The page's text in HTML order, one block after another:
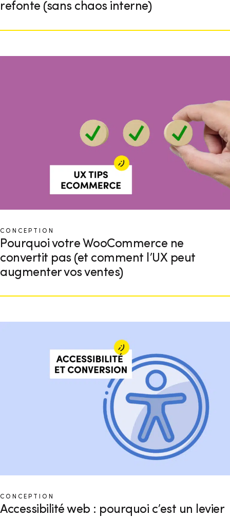
refonte (sans chaos interne)
CONCEPTION
Pourquoi votre WooCommerce ne
convertit pas (et comment l’UX peut
augmenter vos ventes)
CONCEPTION
Accessibilité web : pourquoi c’est un levier